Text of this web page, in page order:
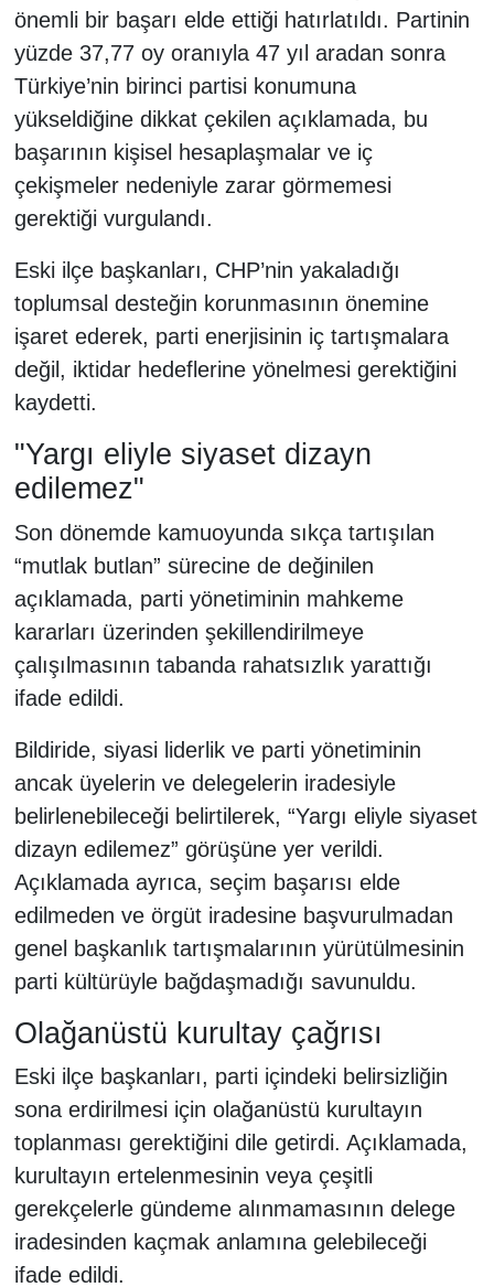
önemli bir başarı elde ettiği hatırlatıldı. Partinin
yüzde 37,77 oy oranıyla 47 yıl aradan sonra
Türkiye’nin birinci partisi konumuna
yükseldiğine dikkat çekilen açıklamada, bu
başarının kişisel hesaplaşmalar ve iç
çekişmeler nedeniyle zarar görmemesi
gerektiği vurgulandı.
Eski ilçe başkanları, CHP’nin yakaladığı
toplumsal desteğin korunmasının önemine
işaret ederek, parti enerjisinin iç tartışmalara
değil, iktidar hedeflerine yönelmesi gerektiğini
kaydetti.
"Yargı eliyle siyaset dizayn
edilemez"
Son dönemde kamuoyunda sıkça tartışılan
“mutlak butlan” sürecine de değinilen
açıklamada, parti yönetiminin mahkeme
kararları üzerinden şekillendirilmeye
çalışılmasının tabanda rahatsızlık yarattığı
ifade edildi.
Bildiride, siyasi liderlik ve parti yönetiminin
ancak üyelerin ve delegelerin iradesiyle
belirlenebileceği belirtilerek, “Yargı eliyle siyaset
dizayn edilemez” görüşüne yer verildi.
Açıklamada ayrıca, seçim başarısı elde
edilmeden ve örgüt iradesine başvurulmadan
genel başkanlık tartışmalarının yürütülmesinin
parti kültürüyle bağdaşmadığı savunuldu.
Olağanüstü kurultay çağrısı
Eski ilçe başkanları, parti içindeki belirsizliğin
sona erdirilmesi için olağanüstü kurultayın
toplanması gerektiğini dile getirdi. Açıklamada,
kurultayın ertelenmesinin veya çeşitli
gerekçelerle gündeme alınmamasının delege
iradesinden kaçmak anlamına gelebileceği
ifade edildi.